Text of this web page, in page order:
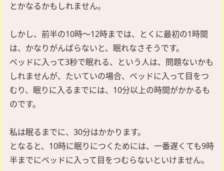
とかなるかもしれません。
しかし、前半の10時～12時までは、とくに最初の1時間
は、かなりがんばらないと、眠れなさそうです。
ベッドに入って3秒で眠れる、という人は、問題ないかも
しれませんが、たいていの場合、ベッドに入って目をつ
むり、眠りに入るまでには、10分以上の時間がかかるも
のです。
私は眠るまでに、30分はかかります。
となると、10時に眠りにつくためには、一番遅くても9時
半までにベッドに入って目をつむらないといけません。